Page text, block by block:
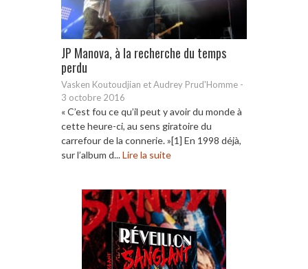
JP Manova, à la recherche du temps
perdu
Vasken Koutoudjian et Audrey Prud'Homme -
3 octobre 2016
« C’est fou ce qu’il peut y avoir du monde à
cette heure-ci, au sens giratoire du
carrefour de la connerie. »[1] En 1998 déjà,
sur l’album d...Lire la suite